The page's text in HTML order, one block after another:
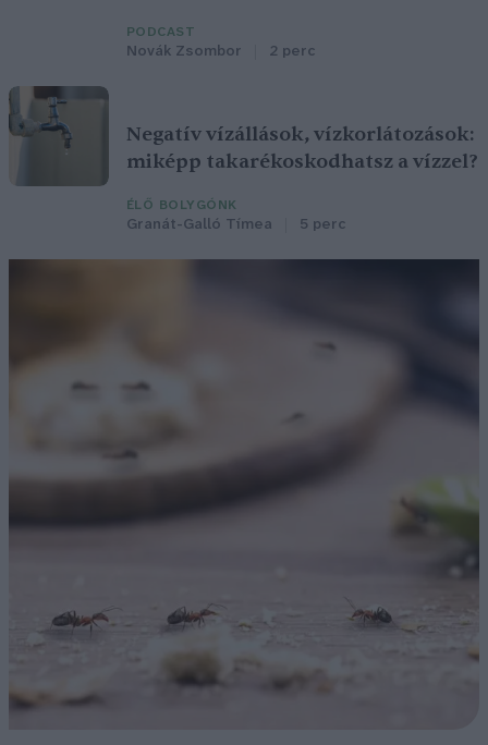
PODCAST
Novák Zsombor 2 perc
Negatív vízállások, vízkorlátozások:
miképp takarékoskodhatsz a vízzel?
ÉLŐ BOLYGÓNK
Granát-Galló Tímea 5 perc